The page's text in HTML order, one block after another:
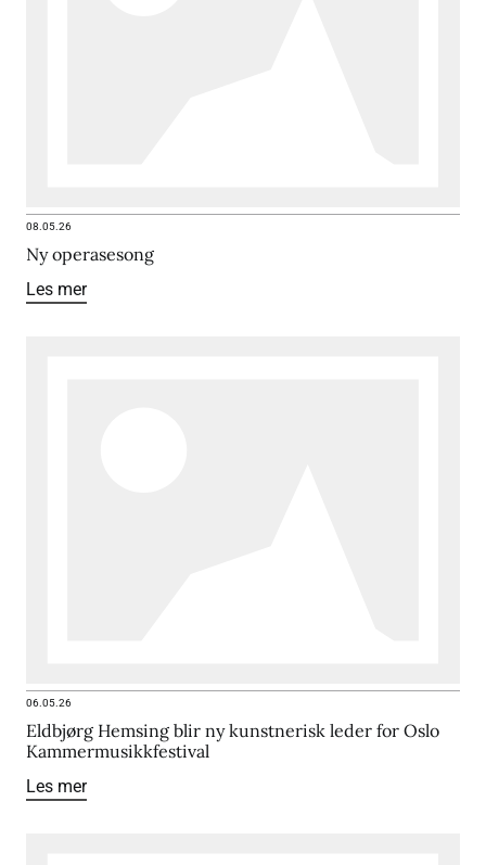
08.05.26
Ny operasesong
Les mer
06.05.26
Eldbjørg Hemsing blir ny kunstnerisk leder for Oslo
Kammermusikkfestival
Les mer